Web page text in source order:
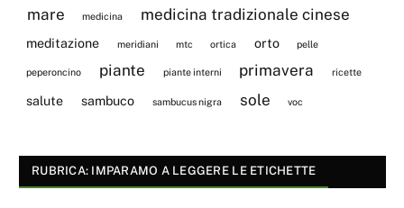
mare medicina medicina tradizionale cinese
meditazione meridiani mtc ortica orto pelle
peperoncino piante piante interni primavera ricette
salute sambuco sambucus nigra sole voc
RUBRICA: IMPARAMO A LEGGERE LE ETICHETTE